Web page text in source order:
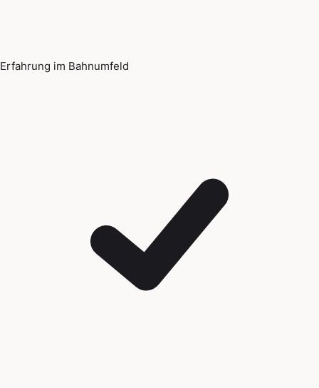
Erfahrung im Bahnumfeld